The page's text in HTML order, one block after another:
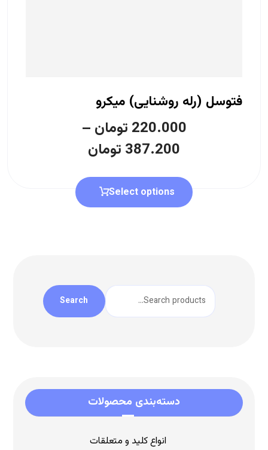
فتوسل (رله روشنایی) میکرو
220.000 تومان –
387.200 تومان
Select options
Search
دسته‌بندی محصولات
انواع کلید و متعلقات